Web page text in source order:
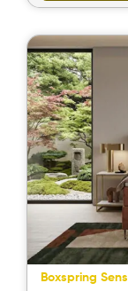
Bekijk
Boxspring